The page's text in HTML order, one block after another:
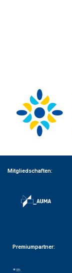
Mitgliedschaften:
Premiumpartner: